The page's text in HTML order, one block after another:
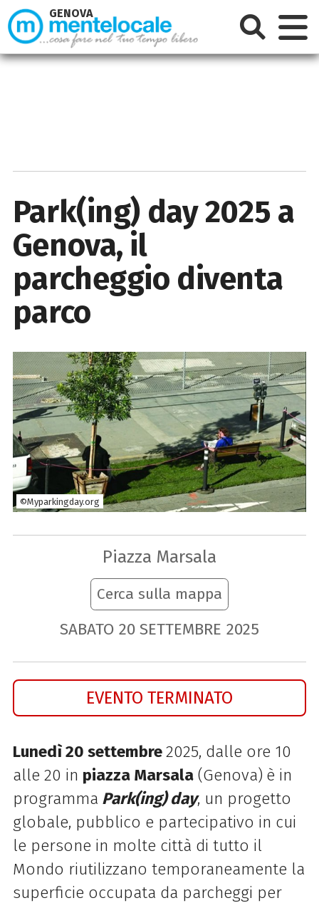
Park(ing) day 2025 a
Genova, il
parcheggio diventa
parco
©Myparkingday.org
Piazza Marsala
Cerca sulla mappa
SABATO 20 SETTEMBRE 2025
EVENTO TERMINATO
Lunedì 20 settembre2025, dalle ore 10
alle 20 in piazza Marsala(Genova) è in
programma Park(ing) day, un progetto
globale, pubblico e partecipativo in cui
le persone in molte città di tutto il
Mondo riutilizzano temporaneamente la
superficie occupata da parcheggi per
GENOVA